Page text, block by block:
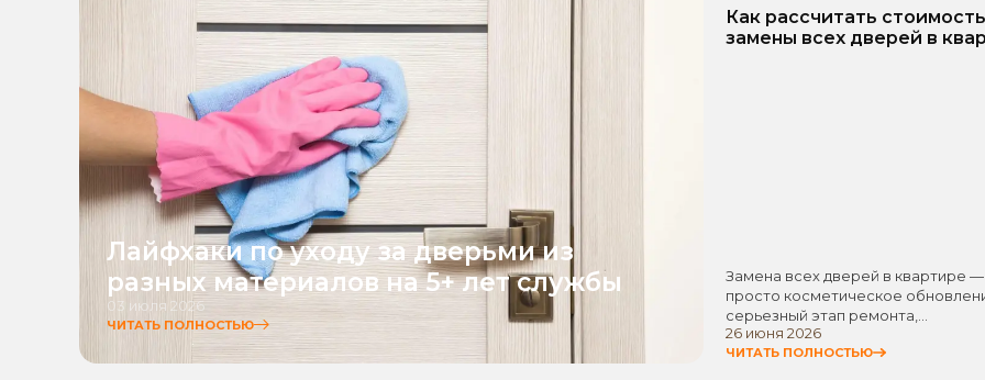
Лайфхаки по уходу за дверьми из
разных материалов на 5+ лет службы
03 июля 2026
ЧИТАТЬ ПОЛНОСТЬЮ
Как рассчитать стоимость
замены всех дверей в
Замена всех дверей в квартире —
просто косметическое
серьезный этап ремонта,…
26 июня 2026
ЧИТАТЬ ПОЛНОСТЬЮ